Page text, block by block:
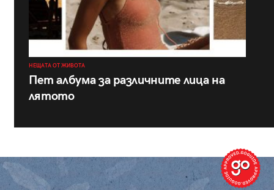
НЕЩАТА ОТ ЖИВОТА
Пет албума за различните лица на
лятото